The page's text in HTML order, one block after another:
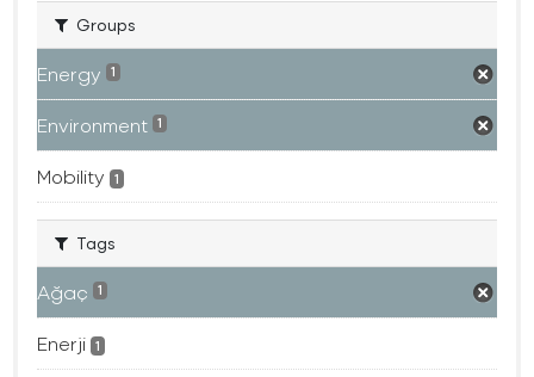
Groups
Energy 1
Environment 1
Mobility 1
Tags
Ağaç 1
Enerji 1